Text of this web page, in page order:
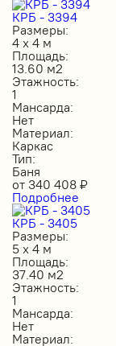
КРБ - 3394
Размеры:
4 х 4 м
Площадь:
13.60 м2
Этажность:
1
Мансарда:
Нет
Материал:
Каркас
Тип:
Баня
от 340 408 ₽
Подробнее
КРБ - 3405
Размеры:
5 х 4 м
Площадь:
37.40 м2
Этажность:
1
Мансарда:
Нет
Материал: